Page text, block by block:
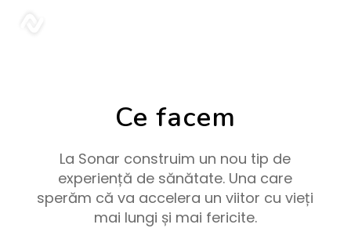
Ce facem
La Sonar construim un nou tip de
experiență de sănătate. Una care
sperăm că va accelera un viitor cu vieți
mai lungi și mai fericite.